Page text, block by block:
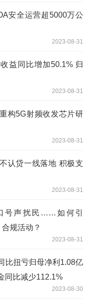
安全运营超5000万公
2023-08-31
益同比增加50.1% 归
2023-08-31
构5G射频收发芯片研
2023-08-31
认贷一线落地 积极支
2023-08-31
号声扰民……如何引
合规活动？
2023-08-31
比扭亏归母净利1.08亿
同比减少112.1%
2023-08-30